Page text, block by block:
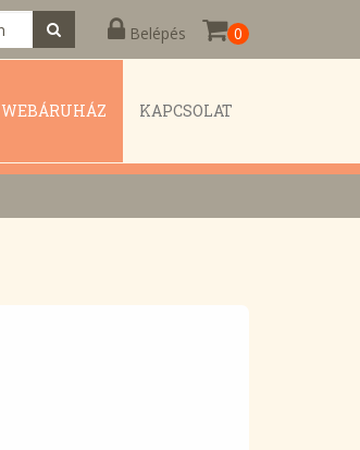
Belépés 0
WEBÁRUHÁZ KAPCSOLAT